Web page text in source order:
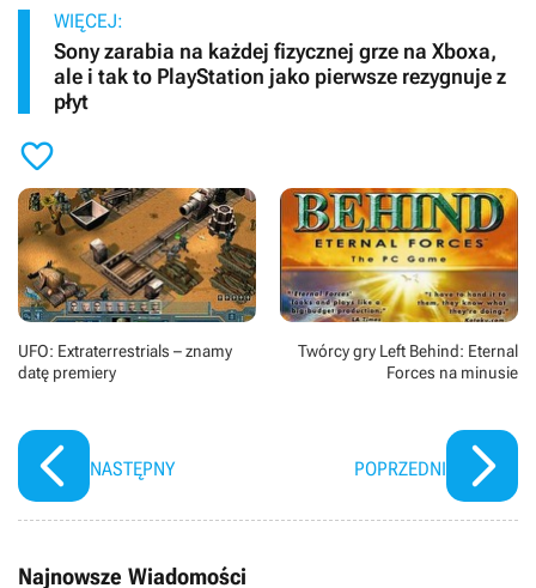
WIĘCEJ:
Sony zarabia na każdej fizycznej grze na Xboxa,
ale i tak to PlayStation jako pierwsze rezygnuje z
płyt

UFO: Extraterrestrials – znamy
datę premiery
NASTĘPNY
Twórcy gry Left Behind: Eternal
Forces na minusie
POPRZEDNI
Najnowsze Wiadomości